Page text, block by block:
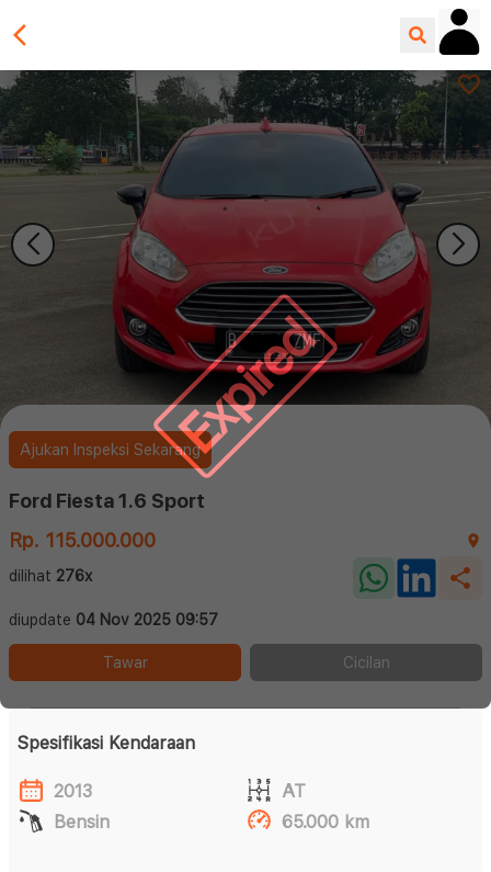
Expired
Ajukan Inspeksi Sekarang
Ford Fiesta 1.6 Sport
Rp. 115.000.000
dilihat 276x
diupdate 04 Nov 2025 09:57
Tawar Cicilan
Spesifikasi Kendaraan
2013
AT
Bensin
65.000 km